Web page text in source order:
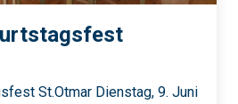
St.Otmar Dienstag, 9. Juni